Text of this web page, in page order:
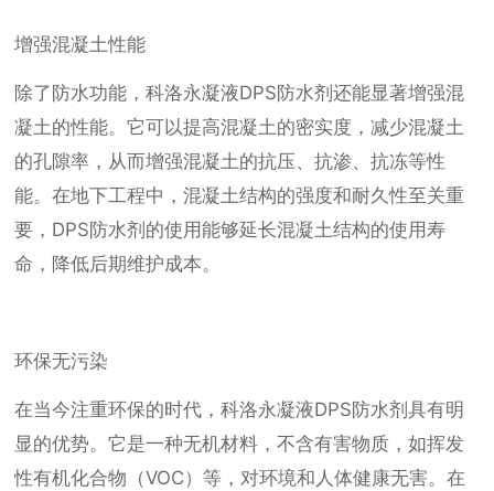
增强混凝土性能
除了防水功能，科洛永凝液DPS防水剂还能显著增强混
凝土的性能。它可以提高混凝土的密实度，减少混凝土
的孔隙率，从而增强混凝土的抗压、抗渗、抗冻等性
能。在地下工程中，混凝土结构的强度和耐久性至关重
要，DPS防水剂的使用能够延长混凝土结构的使用寿
命，降低后期维护成本。
环保无污染
在当今注重环保的时代，科洛永凝液DPS防水剂具有明
显的优势。它是一种无机材料，不含有害物质，如挥发
性有机化合物（VOC）等，对环境和人体健康无害。在